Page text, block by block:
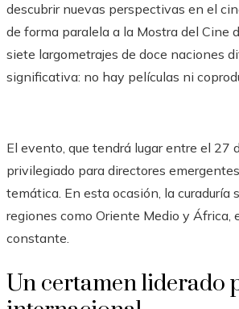
descubrir nuevas perspectivas en el
de forma paralela a la Mostra del Cine
siete largometrajes de doce naciones
significativa: no hay películas ni
El evento, que tendrá lugar entre el
privilegiado para directores
temática. En esta ocasión, la
regiones como Oriente Medio y África,
constante.
Un certamen liderado